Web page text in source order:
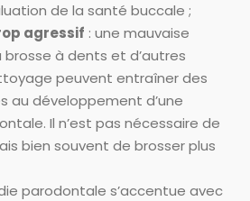
de la santé buccale ;
agressif : une mauvaise
à dents et d’autres
peuvent entraîner des
au développement d’une
Il n’est pas nécessaire de
bien souvent de brosser plus
parodontale s’accentue avec